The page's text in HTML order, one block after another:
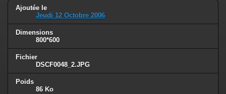
Ajoutée le
Jeudi 12 Octobre 2006
Dimensions
800*600
Fichier
DSCF0048_2.JPG
Poids
86 Ko